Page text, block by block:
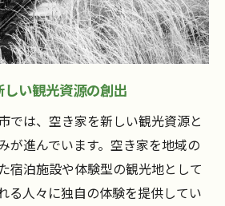
い観光資源の創出
では、空き家を新しい観光資源と
が進んでいます。空き家を地域の
宿泊施設や体験型の観光地として
る人々に独自の体験を提供してい